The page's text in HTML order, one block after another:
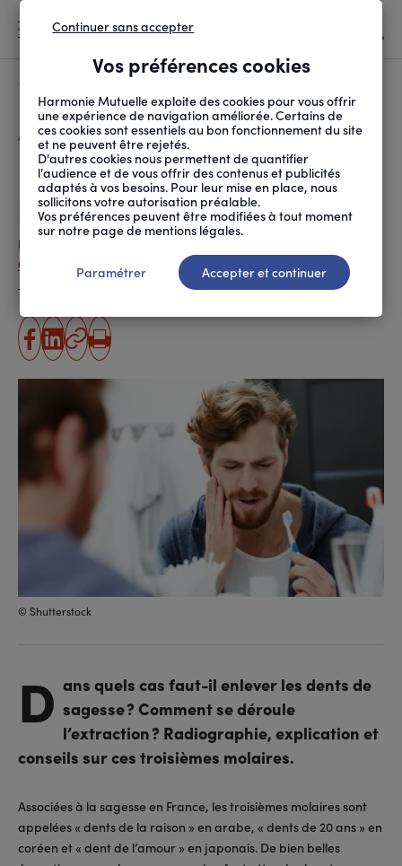
D'ARIANE
ACCUEIL SANTÉ ET SOINS MALADIES ET TRAITEMENTS DENTS DE SAGESSE : Q...
Dents de sagesse : quand et
pourquoi les extraire ?
Publié le
Capucine Bordet (ANPM-FRANCE MUTUALITÉ)
Temps de lecture estimé 2 minute(s)
partager
sur
facebook
partager
sur
linkedin
Copier
l'URL
Imprimer
© Shutterstock
D ans quels cas faut-il enlever les dents de
sagesse ? Comment se déroule
l’extraction ? Radiographie, explication et
conseils sur ces troisièmes molaires.
Associées à la sagesse en France, les troisièmes molaires sont
appelées « dents de la raison » en arabe, « dents de 20 ans » en
coréen et « dent de l’amour » en japonais. De bien belles
Vos préférences cookies
Harmonie Mutuelle exploite des cookies pour vous offrir
une expérience de navigation améliorée. Certains de
ces cookies sont essentiels au bon fonctionnement du site
et ne peuvent être rejetés.
D'autres cookies nous permettent de quantifier
l'audience et de vous offrir des contenus et publicités
adaptés à vos besoins. Pour leur mise en place, nous
sollicitons votre autorisation préalable.
Vos préférences peuvent être modifiées à tout moment
sur notre page de mentions légales.
Continuer sans accepter
Paramétrer Accepter et continuer